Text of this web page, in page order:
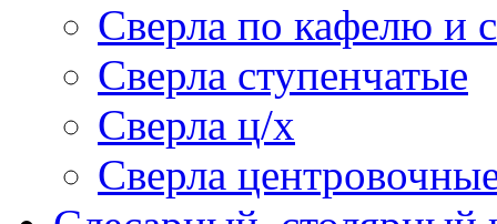
Сверла по кафелю и
Сверла ступенчатые
Сверла ц/х
Сверла